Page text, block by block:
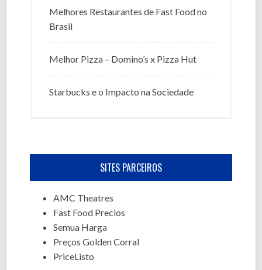
Melhores Restaurantes de Fast Food no
Brasil
Melhor Pizza – Domino’s x Pizza Hut
Starbucks e o Impacto na Sociedade
SITES PARCEIROS
AMC Theatres
Fast Food Precios
Semua Harga
Preços Golden Corral
PriceListo